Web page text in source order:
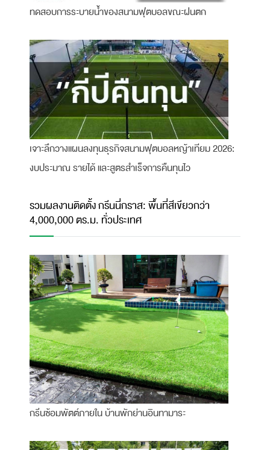
ทดสอบการระบายน้ำของสนามฟุตบอลขณะฝนตก
เจาะลึกวางแผนลงทุนธุรกิจสนามฟุตบอลหญ้าเทียม 2026:
งบประมาณ รายได้ และสูตรสำเร็จการคืนทุนไว
รวมผลงานติดตั้ง กรีนนี่กราส: พื้นที่สีเขียวกว่า
4,000,000 ตร.ม. ทั่วประเทศ
กรีนซ้อมพัตต์ภายใน บ้านพักย่านอินทามาระ